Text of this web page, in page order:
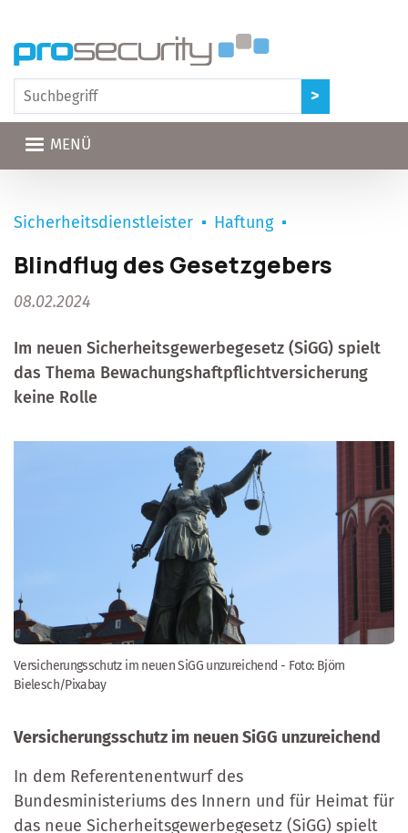
MENÜ
Sicherheitsdienstleister Haftung
Blindflug des Gesetzgebers
08.02.2024
Im neuen Sicherheitsgewerbegesetz (SiGG) spielt
das Thema Bewachungshaftpflichtversicherung
keine Rolle
Versicherungsschutz im neuen SiGG unzureichend - Foto: Björn
Bielesch/Pixabay
Versicherungsschutz im neuen SiGG unzureichend
In dem Referentenentwurf des
Bundesministeriums des Innern und für Heimat für
das neue Sicherheitsgewerbegesetz (SiGG) spielt